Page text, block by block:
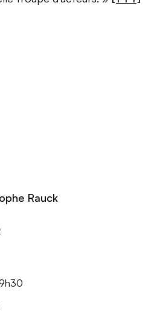
Rauck